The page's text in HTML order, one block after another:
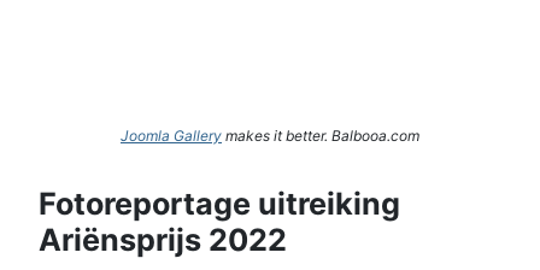
Joomla Gallery makes it better. Balbooa.com
Fotoreportage uitreiking
Ariënsprijs 2022